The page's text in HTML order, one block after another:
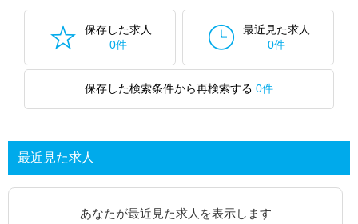
保存した求人
0件
最近見た求人
0件
保存した検索条件から再検索する 0件
最近見た求人
あなたが最近見た求人を表示します